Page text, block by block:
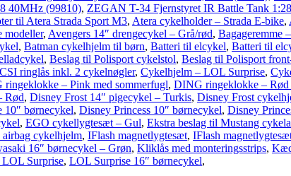
40MHz (99810), ZEGAN T-34 Fjernstyret IR Battle Tank
til Atera Strada Sport M3, Atera cykelholder – Strada E-bike,
modeller, Avengers 14″ drengecykel – Grå/rød, Bagageremme
, Batman cykelhjelm til børn, Batteri til elcykel, Batteri til
, Beslag til Polisport cykelstol, Beslag til Polisport
CSI ringlås inkl. 2 cykelnøgler, Cykelhjelm – LOL Surprise,
ringeklokke – Pink med sommerfugl, DING ringeklokke – Rød
Rød, Disney Frost 14″ pigecykel – Turkis, Disney Frost
børnecykel, Disney Princess 10″ børnecykel, Disney
, EGO cykellygtesæt – Gul, Ekstra beslag til Mustang
cykelhjelm, IFlash magnetlygtesæt, IFlash
16″ børnecykel – Grøn, Kliklås med monteringsstrips,
Surprise, LOL Surprise 16″ børnecykel,